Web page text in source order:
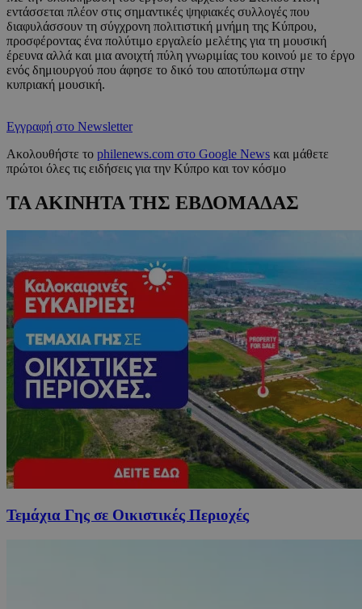
εντάσσεται πλέον στις σημαντικές ψηφιακές συλλογές που
διαφυλάσσουν τη σύγχρονη πολιτιστική μνήμη της Κύπρου,
προσφέροντας ένα πολύτιμο εργαλείο μελέτης για τη μουσική
έρευνα αλλά και μια ανοιχτή πύλη γνωριμίας του κοινού με το έργο
ενός δημιουργού που άφησε το δικό του αποτύπωμα στην
κυπριακή μουσική.
Εγγραφή στο Newsletter
Ακολουθήστε το philenews.com στο Google News και μάθετε
πρώτοι όλες τις ειδήσεις για την Κύπρο και τον κόσμο
ΤΑ ΑΚΙΝΗΤΑ ΤΗΣ ΕΒΔΟΜΑΔΑΣ
Τεμάχια Γης σε Οικιστικές Περιοχές